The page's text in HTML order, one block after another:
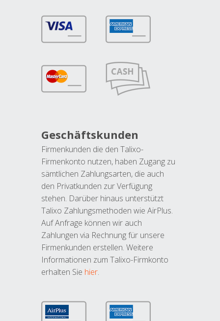
Geschäftskunden
Firmenkunden die den Talixo-
Firmenkonto nutzen, haben Zugang zu
sämtlichen Zahlungsarten, die auch
den Privatkunden zur Verfügung
stehen. Darüber hinaus unterstützt
Talixo Zahlungsmethoden wie AirPlus.
Auf Anfrage können wir auch
Zahlungen via Rechnung für unsere
Firmenkunden erstellen. Weitere
Informationen zum Talixo-Firmkonto
erhalten Sie hier.